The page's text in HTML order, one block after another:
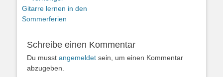
Vorheriger
Beitrag:
Gitarre lernen in den
Sommerferien
Schreibe einen Kommentar
Du musst angemeldet sein, um einen Kommentar
abzugeben.